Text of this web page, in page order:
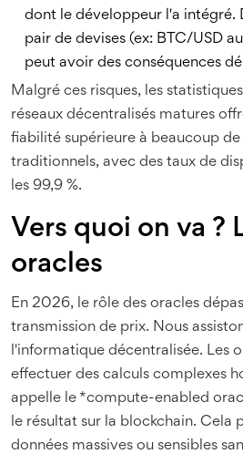
dont le développeur l'a intégré.
pair de devises (ex: BTC/USD
peut avoir des conséquences
Malgré ces risques, les
réseaux décentralisés matures
fiabilité supérieure à beaucoup de
traditionnels, avec des taux de
les 99,9 %.
Vers quoi on va ?
oracles
En 2026, le rôle des oracles
transmission de prix. Nous
l'informatique décentralisée. Les
effectuer des calculs complexes
appelle le *compute-enabled
le résultat sur la blockchain. Cela
données massives ou sensibles